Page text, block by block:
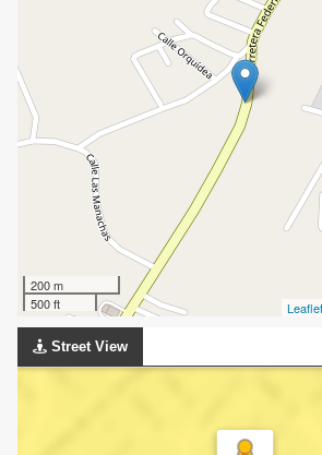
200 m
500 ft
Leaflet
Street View